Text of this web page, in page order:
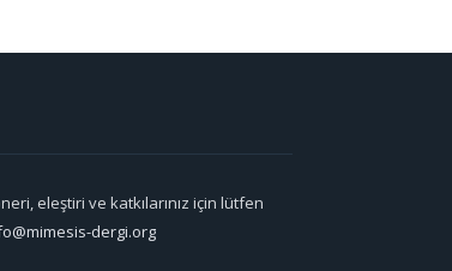
eleştiri ve katkılarınız için lütfen
dergi.org